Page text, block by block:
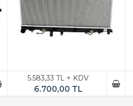
5.583,33 TL + KDV
6.700,00 TL